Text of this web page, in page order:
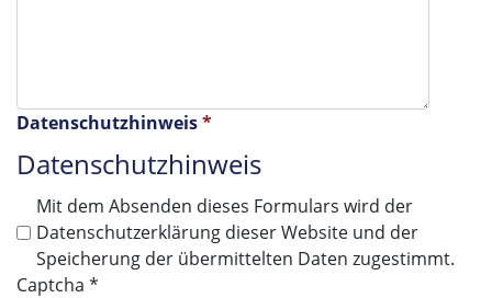
Datenschutzhinweis*
Datenschutzhinweis
Mit dem Absenden dieses Formulars wird der
Datenschutzerklärung dieser Website und der
Speicherung der übermittelten Daten zugestimmt.
Captcha *